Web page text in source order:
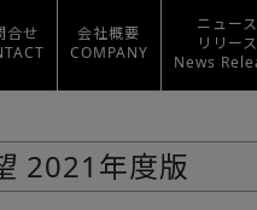
合せ
会社概要
COMPANY
ニュース
リリース
News
2021年度版